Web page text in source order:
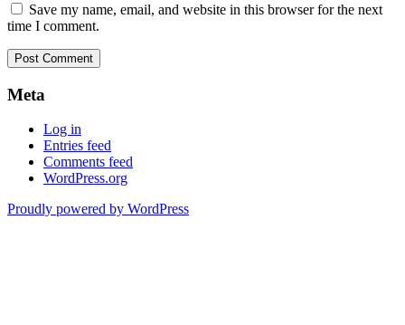
Save my name, email, and website in this browser for the next
time I comment.
Meta
Log in
Entries feed
Comments feed
WordPress.org
Proudly powered by WordPress